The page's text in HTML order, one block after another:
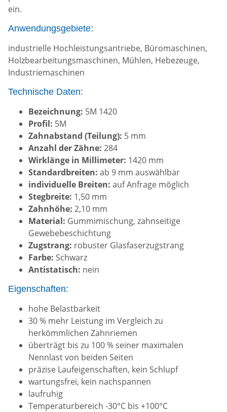
ein.
Anwendungsgebiete:
industrielle Hochleistungsantriebe, Büromaschinen,
Holzbearbeitungsmaschinen, Mühlen, Hebezeuge,
Industriemaschinen
Technische Daten:
Bezeichnung: 5M 1420
Profil: 5M
Zahnabstand (Teilung): 5 mm
Anzahl der Zähne: 284
Wirklänge in Millimeter: 1420 mm
Standardbreiten: ab 9 mm auswählbar
individuelle Breiten: auf Anfrage möglich
Stegbreite: 1,50 mm
Zahnhöhe: 2,10 mm
Material: Gummimischung, zahnseitige
Gewebebeschichtung
Zugstrang: robuster Glasfaserzugstrang
Farbe: Schwarz
Antistatisch: nein
Eigenschaften:
hohe Belastbarkeit
30 % mehr Leistung im Vergleich zu
herkömmlichen Zahnriemen
überträgt bis zu 100 % seiner maximalen
Nennlast von beiden Seiten
präzise Laufeigenschaften, kein Schlupf
wartungsfrei, kein nachspannen
laufruhig
Temperaturbereich -30°C bis +100°C